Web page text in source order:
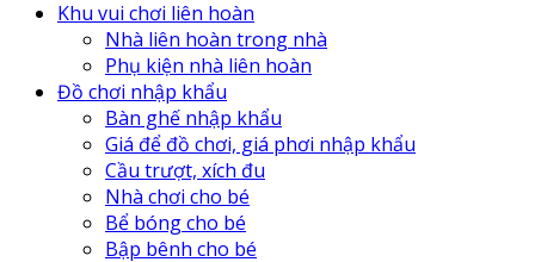
Khu vui chơi liên hoàn
Nhà liên hoàn trong nhà
Phụ kiện nhà liên hoàn
Đồ chơi nhập khẩu
Bàn ghế nhập khẩu
Giá để đồ chơi, giá phơi nhập khẩu
Cầu trượt, xích đu
Nhà chơi cho bé
Bể bóng cho bé
Bập bênh cho bé